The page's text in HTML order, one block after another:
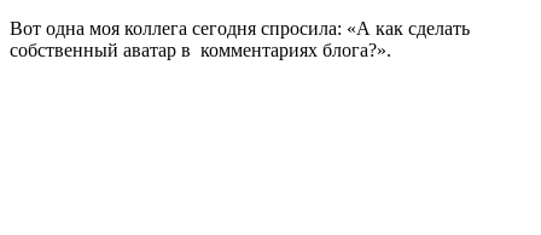
Вот одна моя коллега сегодня спросила: «А как сделать
собственный аватар в комментариях блога?».